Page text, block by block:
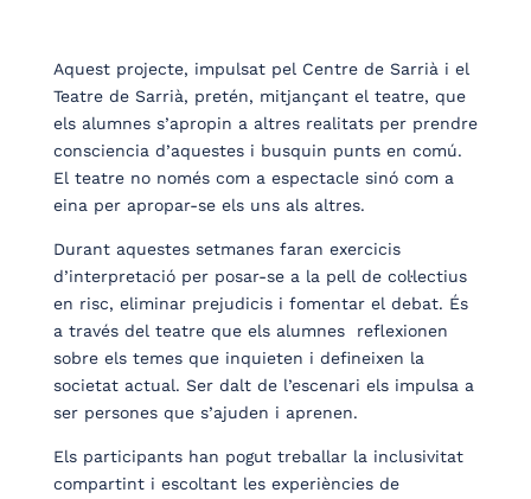
Aquest projecte, impulsat pel Centre de Sarrià i el
Teatre de Sarrià, pretén, mitjançant el teatre, que
els alumnes s’apropin a altres realitats per prendre
consciencia d’aquestes i busquin punts en comú.
El teatre no només com a espectacle sinó com a
eina per apropar-se els uns als altres.
Durant aquestes setmanes faran exercicis
d’interpretació per posar-se a la pell de col·lectius
en risc, eliminar prejudicis i fomentar el debat. És
a través del teatre que els alumnes reflexionen
sobre els temes que inquieten i defineixen la
societat actual. Ser dalt de l’escenari els impulsa a
ser persones que s’ajuden i aprenen.
Els participants han pogut treballar la inclusivitat
compartint i escoltant les experiències de